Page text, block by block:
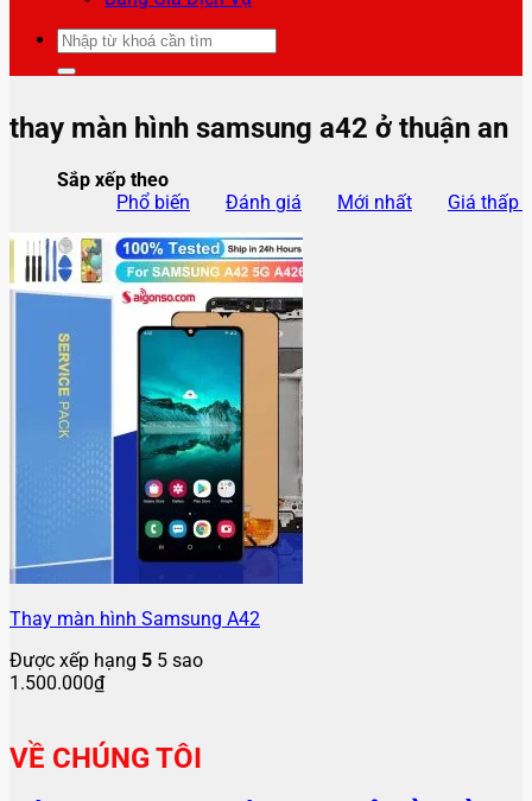
Tìm
kiếm:
thay màn hình samsung a42 ở thuận an
Sắp xếp theo
Phổ biến
Đánh giá Mới nhất Giá thấp
Thay màn hình Samsung A42
Được xếp hạng 5 5 sao
1.500.000₫
VỀ CHÚNG TÔI